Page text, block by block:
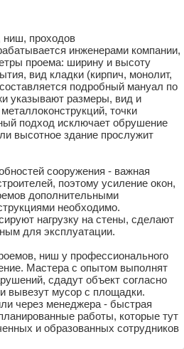
ниш, проходов
инженерами компании,
проема: ширину и высоту
вид кладки (кирпич, монолит,
подробный мануал по
указывают размеры, вид и
точки
подход исключает обрушение
высотное здание прослужит
сооружения - важная
поэтому усиление окон,
дополнительными
необходимо.
нагрузку на стены, сделают
для эксплуатации.
ниш у профессионального
Мастера с опытом выполнят
сдадут объект согласно
вывезут мусор с площадки.
через менеджера - быстрая
работы, которые тут
и образованных сотрудников